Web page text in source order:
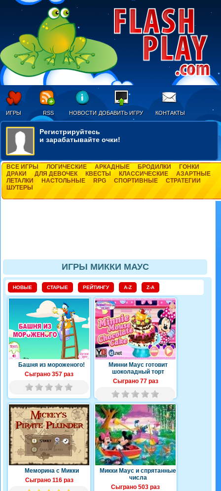
ИГРЫ RSS НОВОСТИ ДОБАВИТЬ ИГРУ КОНТАКТЫ
Регистрируйтесь
и зарабатывайте очки!
ВСЕ ИГРЫ ЛОГИЧЕСКИЕ АРКАДНЫЕ БРОДИЛКИ
ГОНКИ
ДРАКИ
ДЛЯ ДЕВОЧЕК КВЕСТЫ КЛАССИЧЕСКИЕ
АЗАРТНЫЕ
ЛЕТАЛКИ
НАСТОЛЬНЫЕ RPG СПОРТИВНЫЕ
СТРАТЕГИИ
ШУТЕРЫ
ИГРЫ МИККИ МАУС
НОВЫЕ СТАРЫЕ РЕЙТИНГУ A-Z Z-A
Башня из мороженого!
Сыграно 357 раз
Минни Маус готовит
шоколадный торт
Сыграно 77 раз
Меморина с Микки
Сыграно 116 раз
Микки Маус и спрятанные
числа
Сыграно 503 раз